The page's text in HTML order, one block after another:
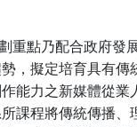
點乃配合政府發
，擬定培育具有傳
能力之新媒體從業
課程將傳統傳播、